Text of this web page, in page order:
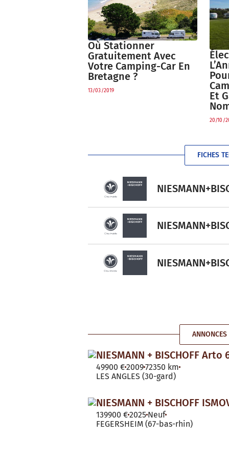
Où Stationner
Gratuitement Avec
Votre Camping-Car En
Bretagne ?
13/03/2019
Et
20/10/
FICHES
NIESMANN + BISCHOFF Arto
49900 €200972350 km
LES ANGLES (30-gard)
NIESMANN + BISCHOFF
139900 €2025 Neuf
FEGERSHEIM (67-bas-rhin)